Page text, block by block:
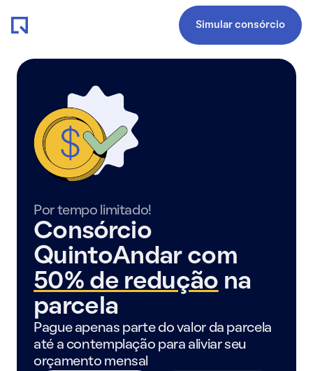
Simular consórcio
Por tempo limitado!
Consórcio
QuintoAndar com
50% de redução na
parcela
Pague apenas parte do valor da parcela
até a contemplação para aliviar seu
orçamento mensal